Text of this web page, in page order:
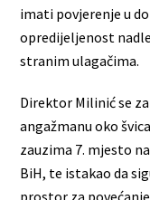
imati povjerenje u
opredijeljenost
stranim ulagačima.
Direktor Milinić se
angažmanu oko
zauzima 7. mjesto
BiH, te istakao da
prostor za